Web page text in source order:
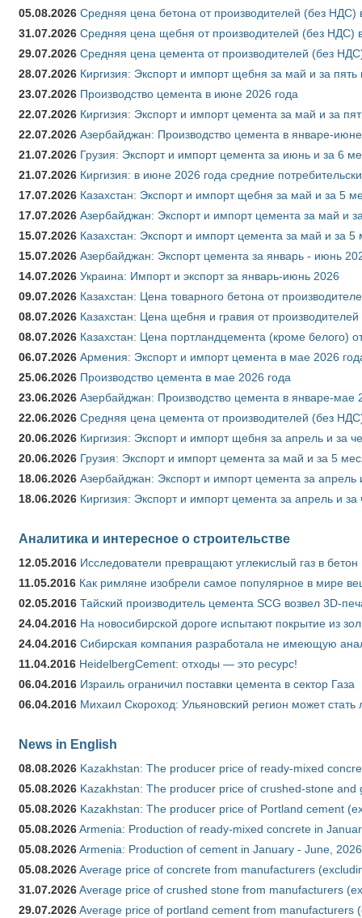
05.08.2026 Средняя цена бетона от производителей (без НДС)
31.07.2026 Средняя цена щебня от производителей (без НДС)
29.07.2026 Средняя цена цемента от производителей (без
28.07.2026 Киргизия: Экспорт и импорт щебня за май и за
23.07.2026 Производство цемента в июне 2026 года
22.07.2026 Киргизия: Экспорт и импорт цемента за май и за
22.07.2026 Азербайджан: Производство цемента в январе-
21.07.2026 Грузия: Экспорт и импорт цемента за июнь и за 6
21.07.2026 Киргизия: в июне 2026 года средние
17.07.2026 Казахстан: Экспорт и импорт щебня за май и за 5
17.07.2026 Азербайджан: Экспорт и импорт цемента за май и
15.07.2026 Казахстан: Экспорт и импорт цемента за май и за
15.07.2026 Азербайджан: Экспорт цемента за январь - июнь
14.07.2026 Украина: Импорт и экспорт за январь-июнь 2026
09.07.2026 Казахстан: Цена товарного бетона от
08.07.2026 Казахстан: Цена щебня и гравия от
08.07.2026 Казахстан: Цена портландцемента (кроме белого)
06.07.2026 Армения: Экспорт и импорт цемента в мае 2026
25.06.2026 Производство цемента в мае 2026 года
23.06.2026 Азербайджан: Производство цемента в январе-мае
22.06.2026 Средняя цена цемента от производителей (без
20.06.2026 Киргизия: Экспорт и импорт щебня за апрель и за
20.06.2026 Грузия: Экспорт и импорт цемента за май и за 5
18.06.2026 Азербайджан: Экспорт и импорт цемента за
18.06.2026 Киргизия: Экспорт и импорт цемента за апрель и
Аналитика и интересное о строительстве
12.05.2016 Исследователи превращают углекислый газ в бетон
11.05.2016 Как римляне изобрели самое популярное в мире
02.05.2016 Тайский производитель цемента SCG возвел 3D-
24.04.2016 На новосибирской дороге испытают покрытие из
24.04.2016 Сибирская компания разработала не имеющую
11.04.2016 HeidelbergCement: отходы — это ресурс!
06.04.2016 Израиль ограничил поставки цемента в сектор Газа
06.04.2016 Михаил Скороход: Ульяновский регион может
News in English
08.08.2026 Kazakhstan: The producer price of ready-mixed
05.08.2026 Kazakhstan: The producer price of crushed-stone and
05.08.2026 Kazakhstan: The producer price of Portland cement
05.08.2026Armenia: Production of ready-mixed concrete in
05.08.2026Armenia: Production of cement in January - June, 2026
05.08.2026Average price of concrete from manufacturers
31.07.2026Average price of crushed stone from manufacturers
29.07.2026Average price of portland cement from manufacturers